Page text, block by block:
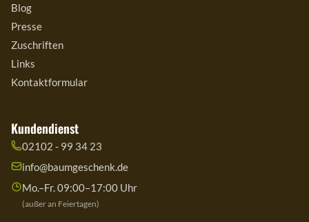
Blog
Presse
Zuschriften
Links
Kontaktformular
Kundendienst
02102 - 99 34 23
info@baumgeschenk.de
Mo.–Fr. 09:00–17:00 Uhr
(außer an Feiertagen)